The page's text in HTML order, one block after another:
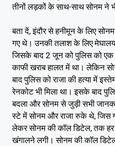
तीनों लड़कों के साथ-साथ सोनम ने
बता दें, इंदौर से हनीमून के लिए
गए थे। उनकी तलाश के लिए
जिसके बाद 2 जून को पुलिस को एक
काफी खराब हालत में था। लेकिन
बाद पुलिस को राजा की हत्या में
रेनकोट भी मिला था। इसके बाद
बदला और सोनम से जुड़ी सभी
स्टे में सोनम और राजा रुके थे, जिस
लेकर सोनम की कॉल डिटेल, तक हर
खंगालने लगी। सोनम की कॉल